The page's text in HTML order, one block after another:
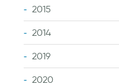
2015
2014
2019
2020